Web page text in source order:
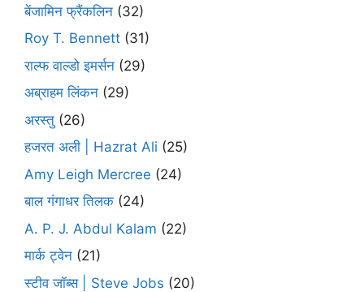
बेंजामिन फ्रैंकलिन (32)
Roy T. Bennett (31)
राल्फ वाल्डो इमर्सन (29)
अब्राहम लिंकन (29)
अरस्तु (26)
हजरत अली | Hazrat Ali (25)
Amy Leigh Mercree (24)
बाल गंगाधर तिलक (24)
A. P. J. Abdul Kalam (22)
मार्क ट्वेन (21)
स्टीव जॉब्स | Steve Jobs (20)